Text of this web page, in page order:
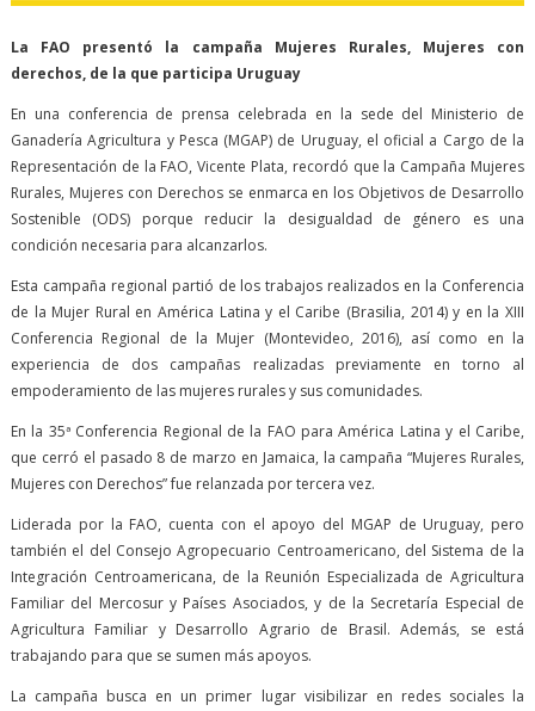
La FAO presentó la campaña Mujeres Rurales, Mujeres con
derechos, de la que participa Uruguay
En una conferencia de prensa celebrada en la sede del Ministerio de
Ganadería Agricultura y Pesca (MGAP) de Uruguay, el oficial a Cargo de la
Representación de la FAO, Vicente Plata, recordó que la Campaña Mujeres
Rurales, Mujeres con Derechos se enmarca en los Objetivos de Desarrollo
Sostenible (ODS) porque reducir la desigualdad de género es una
condición necesaria para alcanzarlos.
Esta campaña regional partió de los trabajos realizados en la Conferencia
de la Mujer Rural en América Latina y el Caribe (Brasilia, 2014) y en la XIII
Conferencia Regional de la Mujer (Montevideo, 2016), así como en la
experiencia de dos campañas realizadas previamente en torno al
empoderamiento de las mujeres rurales y sus comunidades.
En la 35ª Conferencia Regional de la FAO para América Latina y el Caribe,
que cerró el pasado 8 de marzo en Jamaica, la campaña “Mujeres Rurales,
Mujeres con Derechos” fue relanzada por tercera vez.
Liderada por la FAO, cuenta con el apoyo del MGAP de Uruguay, pero
también el del Consejo Agropecuario Centroamericano, del Sistema de la
Integración Centroamericana, de la Reunión Especializada de Agricultura
Familiar del Mercosur y Países Asociados, y de la Secretaría Especial de
Agricultura Familiar y Desarrollo Agrario de Brasil. Además, se está
trabajando para que se sumen más apoyos.
La campaña busca en un primer lugar visibilizar en redes sociales la